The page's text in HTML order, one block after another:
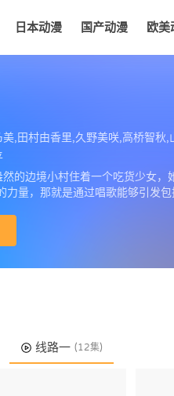
日本动漫 国产动漫 欧美
美,田村由香里,久野美咲,高桥智秋
然的边境小村住着一个吃货少女
力量，那就是通过唱歌能够引发
线路一 (12集)